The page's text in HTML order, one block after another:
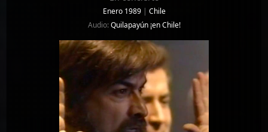
Enero 1989 | Chile
Audio:Quilapayún ¡en Chile!